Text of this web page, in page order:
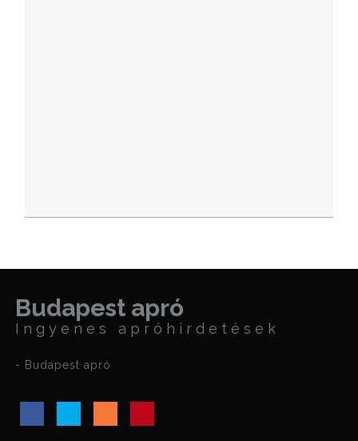
Budapest apró
Ingyenes apróhirdetések
- Budapest apró